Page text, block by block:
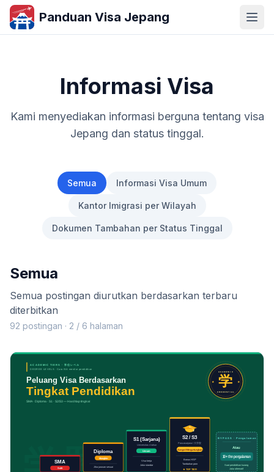
Panduan Visa Jepang
Informasi Visa
Kami menyediakan informasi berguna tentang visa
Jepang dan status tinggal.
Semua Informasi Visa Umum
Kantor Imigrasi per Wilayah
Dokumen Tambahan per Status Tinggal
Semua
Semua postingan diurutkan berdasarkan terbaru
diterbitkan
92 postingan · 2 / 6 halaman